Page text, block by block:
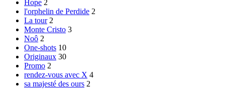
Hope 2
l'orphelin de Perdide 2
La tour 2
Monte Cristo 3
Noô 2
One-shots 10
Originaux 30
Promo 2
rendez-vous avec X 4
sa majesté des ours 2